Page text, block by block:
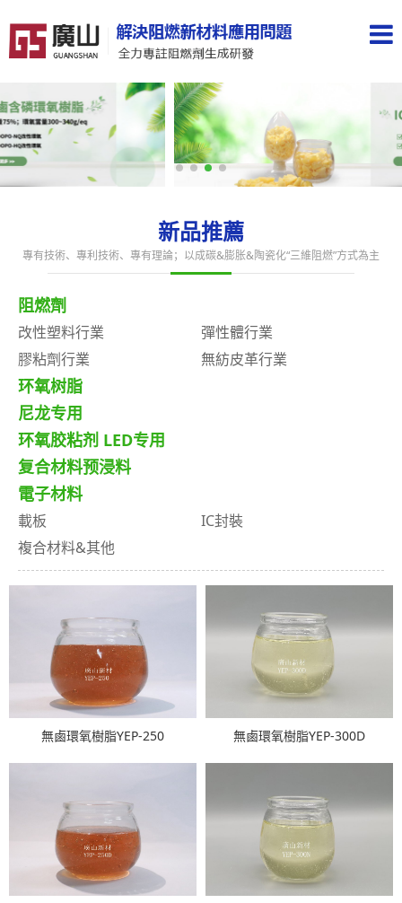
新品推薦
專有技術、專利技術、專有理論；以成碳&膨胀&陶瓷化“三維阻燃”方式為主
阻燃劑
改性塑料行業
彈性體行業
膠粘劑行業
無紡皮革行業
环氧树脂
尼龙专用
环氧胶粘剂 LED专用
复合材料预浸料
電子材料
載板
IC封裝
複合材料&其他
無鹵環氧樹脂YEP-250 無鹵環氧樹脂YEP-300D